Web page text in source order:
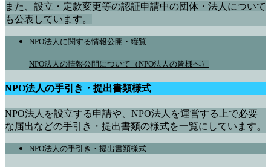
また、設立・定款変更等の認証申請中の団体・法人について
も公表しています。
NPO法人に関する情報公開・縦覧
NPO法人の情報公開について（NPO法人の皆様へ）
NPO法人の手引き・提出書類様式
NPO法人を設立する申請や、NPO法人を運営する上で必要
な届出などの手引き・提出書類の様式を一覧にしています。
NPO法人の手引き・提出書類様式